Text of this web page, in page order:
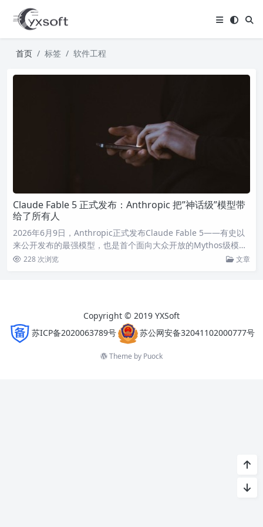
首页 标签 软件工程
Claude Fable 5 正式发布：Anthropic 把”神话级”模型带
给了所有人
2026年6月9日，Anthropic正式发布Claude Fable 5——有史以
来公开发布的最强模型，也是首个面向大众开放的Mythos级模
型。在软件工程、知识工作、视觉理解等多维度达到新SOTA。
228 次浏览 文章
Copyright © 2019 YXSoft
苏ICP备2020063789号
苏公网安备32041102000777号
Theme by Puock